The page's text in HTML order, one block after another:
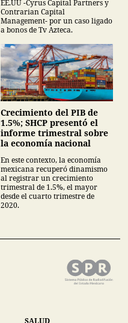
EE.UU -Cyrus Capital Partners y
Contrarian Capital
Management- por un caso ligado
a bonos de Tv Azteca.
Crecimiento del PIB de
1.5%; SHCP presentó el
informe trimestral sobre
la economía nacional
En este contexto, la economía
mexicana recuperó dinamismo
al registrar un crecimiento
trimestral de 1.5%, el mayor
desde el cuarto trimestre de
2020.
SALUD